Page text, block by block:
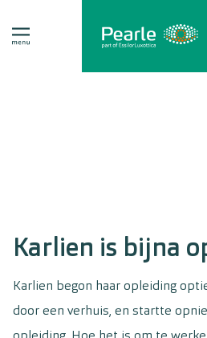
Karlien is bijna
Karlien begon haar opleiding
door een verhuis, en startte